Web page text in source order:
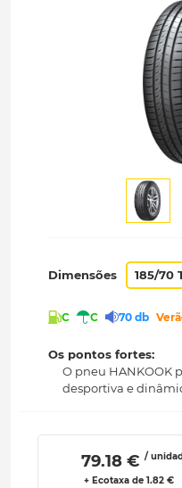
Dimensões 185/70
C C 70 db
Os pontos fortes:
O pneu HANKOOK
desportiva e
79.18 € /
+ Ecotaxa de 1.82 €